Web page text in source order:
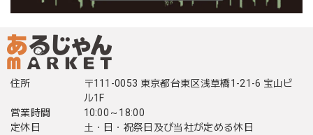
住所
〒111-0053 東京都台東区浅草橋1-21-6 宝山ビ
ル1F
営業時間
10:00～18:00
定休日
土・日・祝祭日及び当社が定める休日